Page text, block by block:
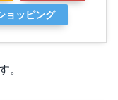
ョッピング
。